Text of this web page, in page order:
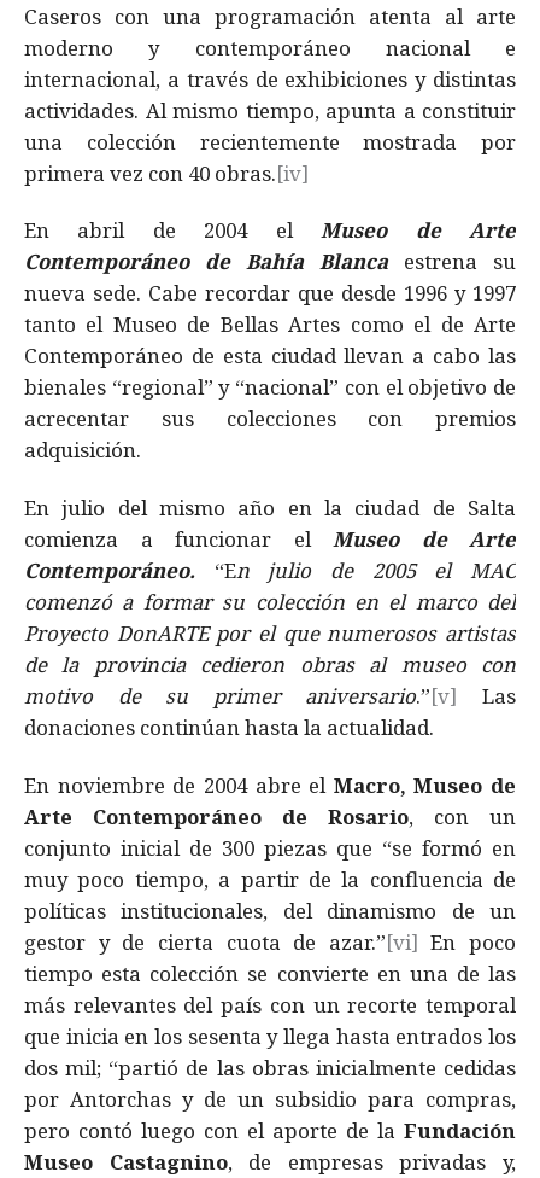
Caseros con una programación atenta al arte
moderno y contemporáneo nacional e
internacional, a través de exhibiciones y distintas
actividades. Al mismo tiempo, apunta a constituir
una colección recientemente mostrada por
primera vez con 40 obras.[iv]
En abril de 2004 elMuseo de Arte
Contemporáneo de Bahía Blancaestrena su
nueva sede. Cabe recordar que desde 1996 y 1997
tanto el Museo de Bellas Artes como el de Arte
Contemporáneo de esta ciudad llevan a cabo las
bienales “regional” y “nacional” con el objetivo de
acrecentar sus colecciones con premios
adquisición.
En julio del mismo año en la ciudad de Salta
comienza a funcionar el Museo de Arte
Contemporáneo. “En julio de 2005 el MAC
comenzó a formar su colección en el marco del
Proyecto DonARTE por el que numerosos artistas
de la provincia cedieron obras al museo con
motivo de su primer aniversario.”[v] Las
donaciones continúan hasta la actualidad.
En noviembre de 2004 abre el Macro, Museo de
Arte Contemporáneo de Rosario, con un
conjunto inicial de 300 piezas que “se formó en
muy poco tiempo, a partir de la confluencia de
políticas institucionales, del dinamismo de un
gestor y de cierta cuota de azar.”[vi] En poco
tiempo esta colección se convierte en una de las
más relevantes del país con un recorte temporal
que inicia en los sesenta y llega hasta entrados los
dos mil; “partió de las obras inicialmente cedidas
por Antorchas y de un subsidio para compras,
pero contó luego con el aporte de la Fundación
Museo Castagnino, de empresas privadas y,